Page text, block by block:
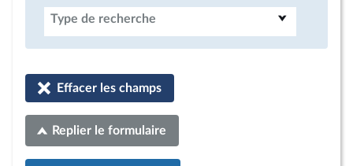
Type de recherche
Effacer les champs
Replier le formulaire